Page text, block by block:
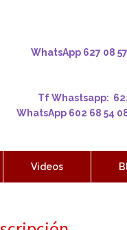
Telf. 91
WhatsApp 627 08
Telf.
Tf Whastsapp:
WhatsApp 602 68 54
Videos